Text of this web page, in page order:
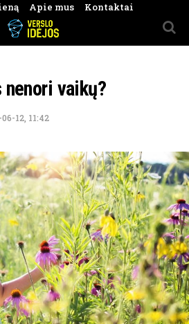
Apie mus Kontaktai
vaikų?
12, 11:42